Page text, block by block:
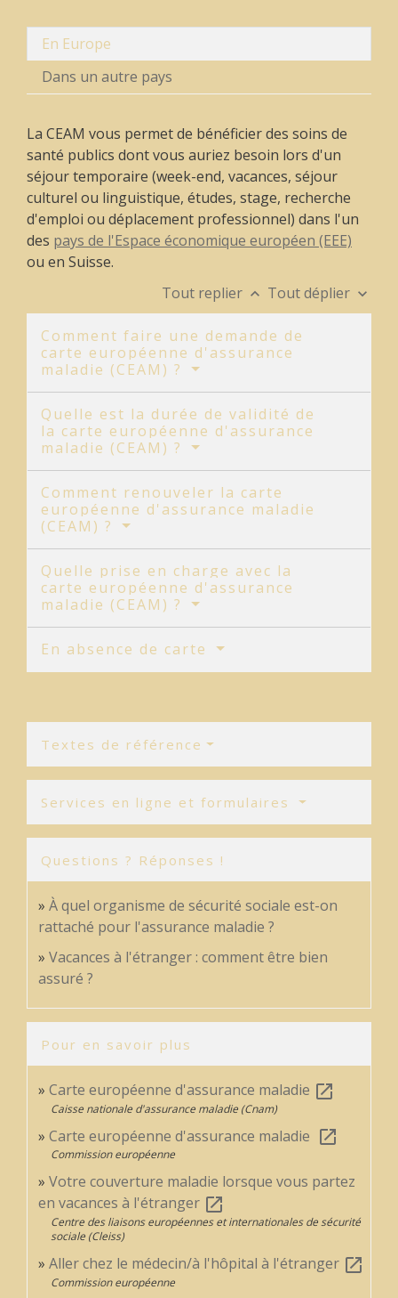
En Europe
Dans un autre pays
La CEAM vous permet de bénéficier des soins de
santé publics dont vous auriez besoin lors d'un
séjour temporaire (week-end, vacances, séjour
culturel ou linguistique, études, stage, recherche
d'emploi ou déplacement professionnel) dans l'un
des pays de l'Espace économique européen (EEE)
ou en Suisse.
Tout replier keyboard_arrow_up Tout déplier keyboard_arrow_down
Comment faire une demande de
carte européenne d'assurance
maladie (CEAM) ?
Quelle est la durée de validité de
la carte européenne d'assurance
maladie (CEAM) ?
Comment renouveler la carte
européenne d'assurance maladie
(CEAM) ?
Quelle prise en charge avec la
carte européenne d'assurance
maladie (CEAM) ?
En absence de carte
Textes de référence
Services en ligne et formulaires
Questions ? Réponses !
À quel organisme de sécurité sociale est-on
rattaché pour l'assurance maladie ?
Vacances à l'étranger : comment être bien
assuré ?
Pour en savoir plus
Carte européenne d'assurance maladie open_in_new
Caisse nationale d'assurance maladie (Cnam)
Carte européenne d'assurance maladie open_in_new
Commission européenne
Votre couverture maladie lorsque vous partez
en vacances à l'étranger open_in_new
Centre des liaisons européennes et internationales de sécurité
sociale (Cleiss)
Aller chez le médecin/à l'hôpital à l'étranger open_in_new
Commission européenne